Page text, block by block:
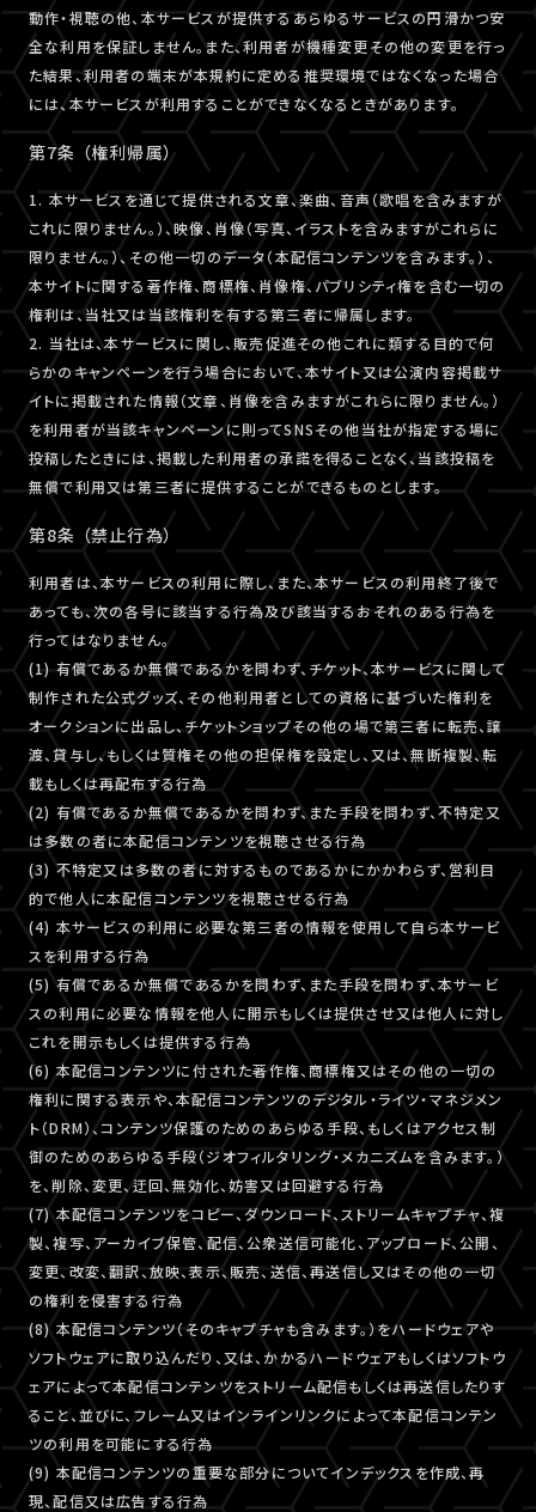
動作・視聴の他、本サービスが提供するあらゆるサービスの円滑かつ安
全な利用を保証しません。また、利用者が機種変更その他の変更を行っ
た結果、利用者の端末が本規約に定める推奨環境ではなくなった場合
には、本サービスが利用することができなくなるときがあります。
第7条 （権利帰属）
1. 本サービスを通じて提供される文章、楽曲、音声（歌唱を含みますが
これに限りません。）、映像、肖像（写真、イラストを含みますがこれらに
限りません。）、その他一切のデータ（本配信コンテンツを含みます。）、
本サイトに関する著作権、商標権、肖像権、パブリシティ権を含む一切の
権利は、当社又は当該権利を有する第三者に帰属します。
2. 当社は、本サービスに関し、販売促進その他これに類する目的で何
らかのキャンペーンを行う場合において、本サイト又は公演内容掲載サ
イトに掲載された情報（文章、肖像を含みますがこれらに限りません。）
を利用者が当該キャンペーンに則ってSNSその他当社が指定する場に
投稿したときには、掲載した利用者の承諾を得ることなく、当該投稿を
無償で利用又は第三者に提供することができるものとします。
第8条 （禁止行為）
利用者は、本サービスの利用に際し、また、本サービスの利用終了後で
あっても、次の各号に該当する行為及び該当するおそれのある行為を
行ってはなりません。
(1) 有償であるか無償であるかを問わず、チケット、本サービスに関して
制作された公式グッズ、その他利用者としての資格に基づいた権利を
オークションに出品し、チケットショップその他の場で第三者に転売、譲
渡、貸与し、もしくは質権その他の担保権を設定し、又は、無断複製、転
載もしくは再配布する行為
(2) 有償であるか無償であるかを問わず、また手段を問わず、不特定又
は多数の者に本配信コンテンツを視聴させる行為
(3) 不特定又は多数の者に対するものであるかにかかわらず、営利目
的で他人に本配信コンテンツを視聴させる行為
(4) 本サービスの利用に必要な第三者の情報を使用して自ら本サービ
スを利用する行為
(5) 有償であるか無償であるかを問わず、また手段を問わず、本サービ
スの利用に必要な情報を他人に開示もしくは提供させ又は他人に対し
これを開示もしくは提供する行為
(6) 本配信コンテンツに付された著作権、商標権又はその他の一切の
権利に関する表示や、本配信コンテンツのデジタル・ライツ・マネジメン
ト（DRM）、コンテンツ保護のためのあらゆる手段、もしくはアクセス制
御のためのあらゆる手段（ジオフィルタリング・メカニズムを含みます。）
を、削除、変更、迂回、無効化、妨害又は回避する行為
(7) 本配信コンテンツをコピー、ダウンロード、ストリームキャプチャ、複
製、複写、アーカイブ保管、配信、公衆送信可能化、アップロード、公開、
変更、改変、翻訳、放映、表示、販売、送信、再送信し又はその他の一切
の権利を侵害する行為
(8) 本配信コンテンツ（そのキャプチャも含みます。）をハードウェアや
ソフトウェアに取り込んだり、又は、かかるハードウェアもしくはソフトウ
ェアによって本配信コンテンツをストリーム配信もしくは再送信したりす
ること、並びに、フレーム又はインラインリンクによって本配信コンテン
ツの利用を可能にする行為
(9) 本配信コンテンツの重要な部分についてインデックスを作成、再
現、配信又は広告する行為